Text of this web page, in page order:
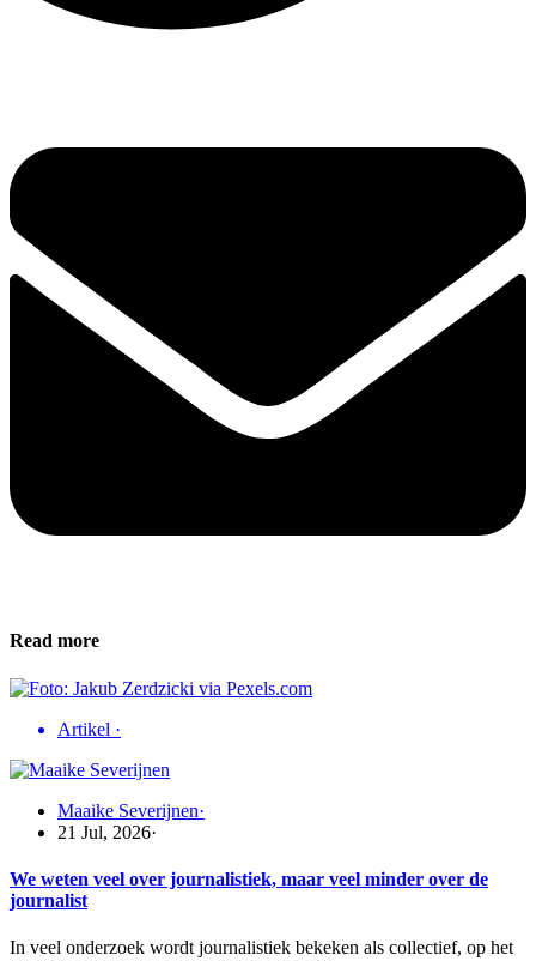
Read more
Artikel ·
Maaike Severijnen·
21 Jul, 2026·
We weten veel over journalistiek, maar veel minder over de
journalist
In veel onderzoek wordt journalistiek bekeken als collectief, op het